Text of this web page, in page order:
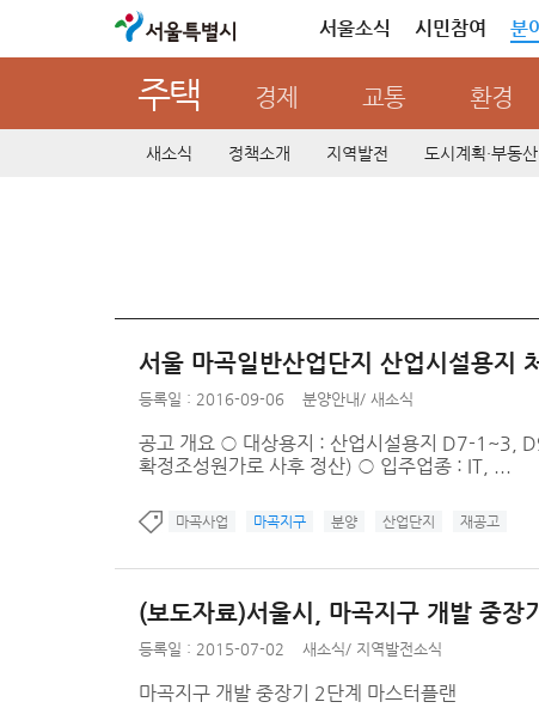
서울특별시 서울소식 시민참여 분
주택 경제 교통 환경
새소식 정책소개 지역발전 도시계획·부동산
서울 마곡일반산업단지 산업시설용지
등록일 : 2016-09-06 분양안내/ 새소식
공고 개요 ○ 대상용지 : 산업시설용지 D7-
확정조성원가로 사후 정산) ○ 입주업종 : IT, ...
마곡사업 마곡지구 분양 산업단지 재공고
(보도자료)서울시, 마곡지구 개발 중
등록일 : 2015-07-02 새소식/ 지역발전소식
마곡지구 개발 중장기 2단계 마스터플랜